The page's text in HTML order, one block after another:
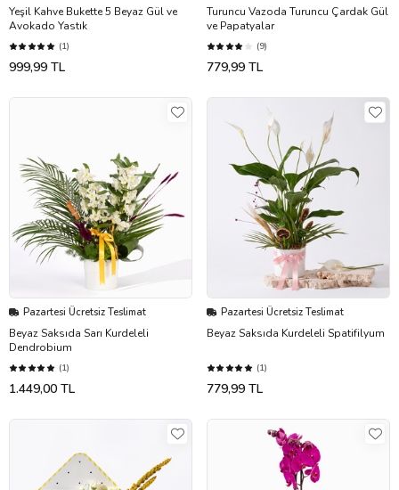
Yeşil Kahve Bukette 5 Beyaz Gül ve
Avokado Yastık
(1)
999,99 TL
Turuncu Vazoda Turuncu Çardak Gül
ve Papatyalar
(9)
779,99 TL
Pazartesi Ücretsiz Teslimat
Beyaz Saksıda Sarı Kurdeleli
Dendrobium
(1)
1.449,00 TL
Pazartesi Ücretsiz Teslimat
Beyaz Saksıda Kurdeleli Spatifilyum
(1)
779,99 TL